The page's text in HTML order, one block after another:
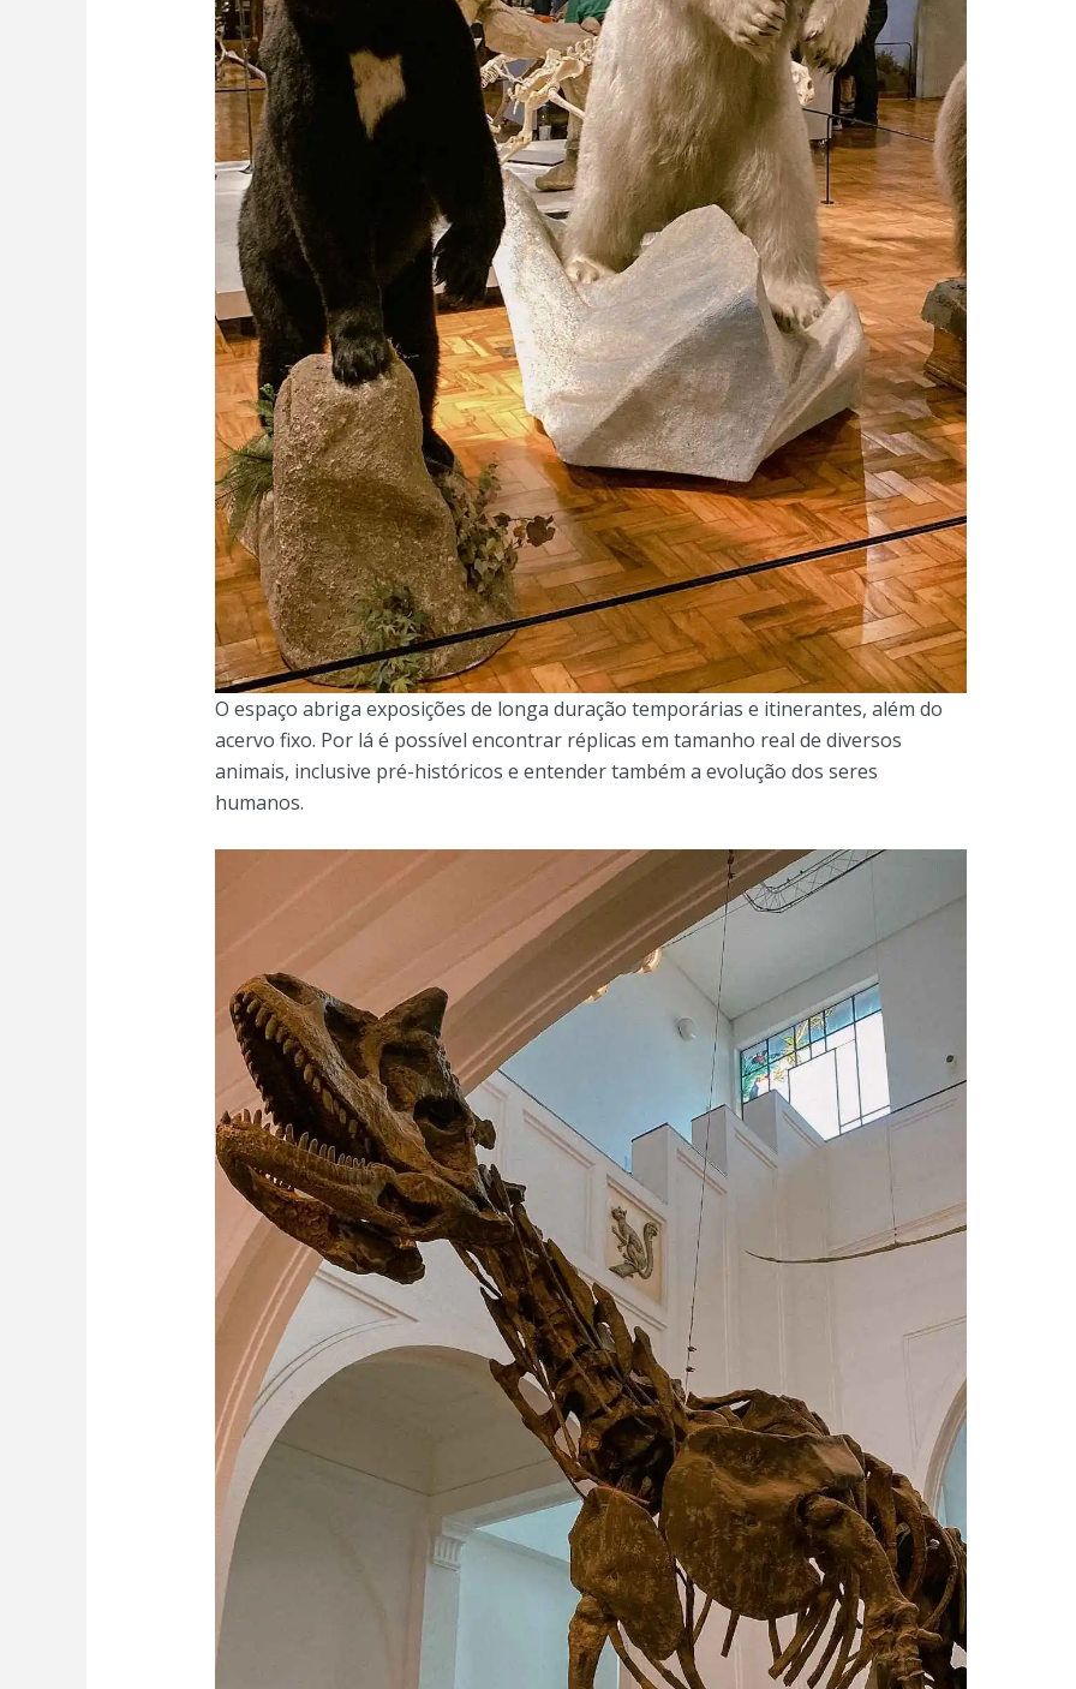
O espaço abriga exposições de longa duração temporárias e itinerantes, além do
acervo fixo. Por lá é possível encontrar réplicas em tamanho real de diversos
animais, inclusive pré-históricos e entender também a evolução dos seres
humanos.